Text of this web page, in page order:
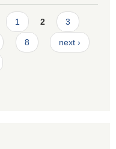
1 2 3
8 next ›